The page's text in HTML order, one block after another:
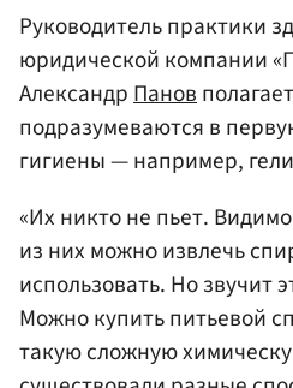
Руководитель практики
юридической компании
АлександрПанов
подразумеваются в
гигиены — например,
«Их никто не пьет.
из них можно извлечь
использовать. Но звучит
Можно купить питьевой
такую сложную